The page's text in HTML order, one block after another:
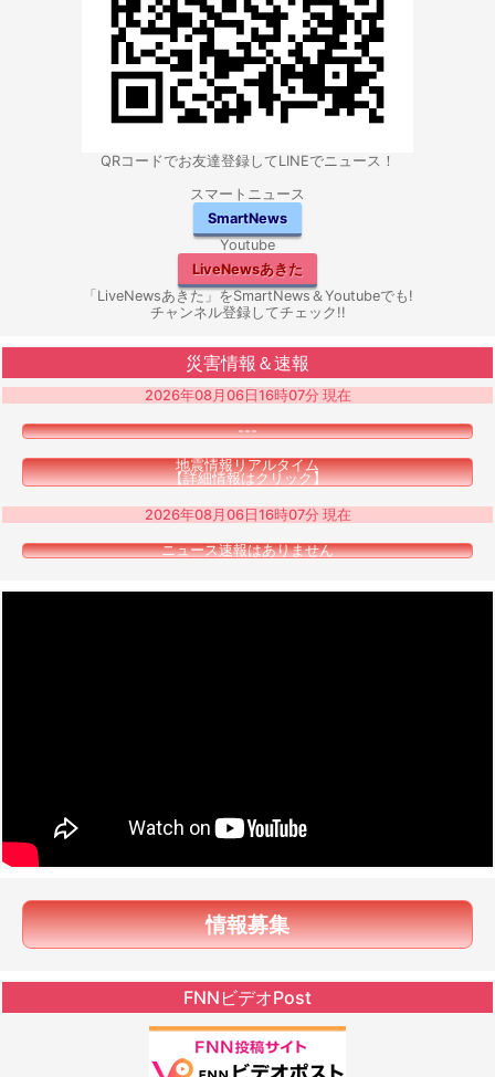
QRコードでお友達登録してLINEでニュース！
スマートニュース
SmartNews
Youtube
LiveNewsあきた
「LiveNewsあきた」をSmartNews＆Youtubeでも!
チャンネル登録してチェック!!
災害情報＆速報
2026年08月06日16時07分 現在
---
地震情報リアルタイム
【詳細情報はクリック】
2026年08月06日16時07分 現在
ニュース速報はありません
情報募集
FNNビデオPost